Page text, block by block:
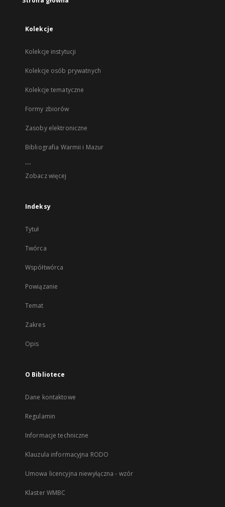
Kolekcje
Kolekcje instytucji
Kolekcje osób prywatnych
Kolekcje tematyczne
Formy zbiorów
Zasoby elektroniczne
Bibliografia Warmii i Mazur
...
Zobacz więcej
Indeksy
Tytuł
Twórca
Współtwórca
Powiązanie
Temat
Zakres
Opis
O Bibliotece
Dane kontaktowe
Regulamin
Informacje techniczne
Klauzula informacyjna RODO
Umowa licencyjna niewyłączna - wzór
Klaster WMBC